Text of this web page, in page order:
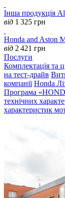
Інша продукція
від 1 325 грн
Honda and Aston
від 2 421 грн
Послуги
Комплектація та
на тест-драйв
компанії Honda
Програма
технічних
характеристик